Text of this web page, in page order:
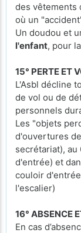
des vêtements
où un
Un doudou et
l'enfant, pour
15° PERTE ET
L'Asbl décline
de vol ou de
personnels
Les "objets
d'ouvertures
secrétariat), au
d'entrée) et
couloir
l'escalier)
16° ABSENCE
En cas